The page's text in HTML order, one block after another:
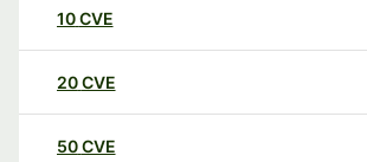
10CVE
20CVE
50CVE